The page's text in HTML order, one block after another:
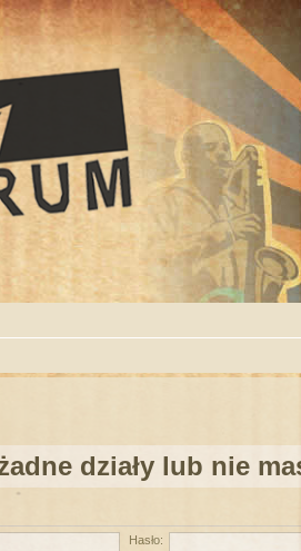
działy lub nie
Hasło: